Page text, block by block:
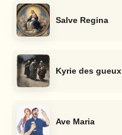
Salve Regina
Kyrie des gueux
Ave Maria